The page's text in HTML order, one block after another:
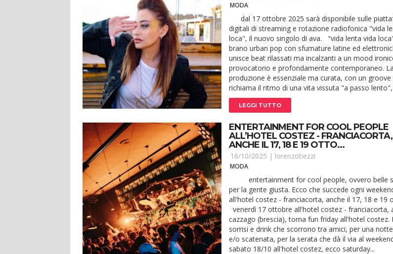
MODA
dal 17 ottobre 2025 sarà disponibile sulle
digitali di streaming e rotazione radiofonica "vida
loca", il nuovo singolo di ava. "vida lenta vida
brano urban pop con sfumature latine ed
unisce beat rilassati ma incalzanti a un mood
provocatorio e profondamente contemporaneo. La
produzione è essenziale ma curata, con un groove
richiama il ritmo di una vita vissuta "a passo lento",
LEGGI TUTTO
ENTERTAINMENT FOR COOL PEOPLE
ALL’HOTEL COSTEZ - FRANCIACORTA,
ANCHE IL 17, 18 E 19 OTTO...
16/10/2025 | lorenzotiezzi
MODA
entertainment for cool people, ovvero belle
per la gente giusta. Ecco che succede ogni
all'hotel costez - franciacorta, anche il 17, 18 e 19
venerdì 17 ottobre all'hotel costez - franciacorta,
cazzago (brescia), torna fun friday all'hotel costez.
sorrisi e drink che scorrono tra amici, per una
e/o scatenata, per la serata che dà il via al
sabato 18/10 all'hotel costez, ecco saturday...